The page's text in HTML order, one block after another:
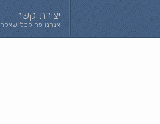
יצירת קשר
אנחנו פה לכל שאלה